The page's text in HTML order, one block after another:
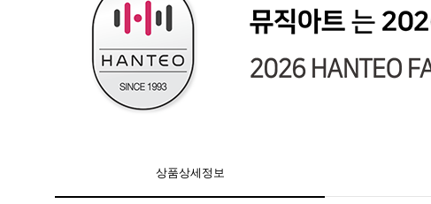
상품상세정보